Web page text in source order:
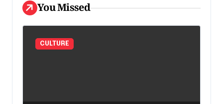
You Missed
CULTURE